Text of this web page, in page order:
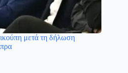
μετά τη δήλωση